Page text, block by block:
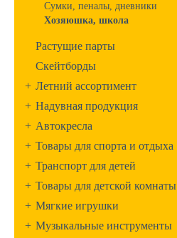
Сумки, пеналы, дневники
Хозяюшка, школа
Растущие парты
Скейтборды
+ Летний ассортимент
+ Надувная продукция
+ Автокресла
+ Товары для спорта и отдыха
+ Транспорт для детей
+ Товары для детской комнаты
+ Мягкие игрушки
+ Музыкальные инструменты